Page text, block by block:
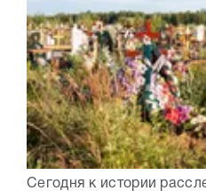
Сегодня к истории